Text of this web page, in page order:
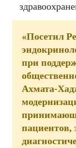
«Посетил
при
Ахмата-
пациентов,